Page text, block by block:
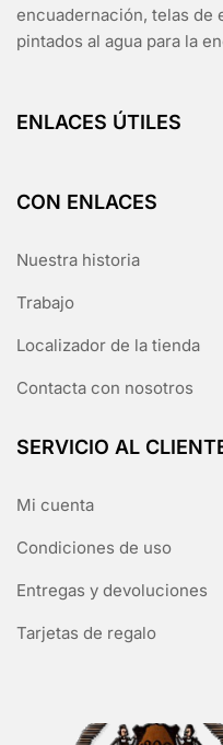
encuadernación, telas de
pintados al agua para la
ENLACES ÚTILES
CON ENLACES
Nuestra historia
Trabajo
Localizador de la tienda
Contacta con nosotros
SERVICIO AL
Mi cuenta
Condiciones de uso
Entregas y devoluciones
Tarjetas de regalo